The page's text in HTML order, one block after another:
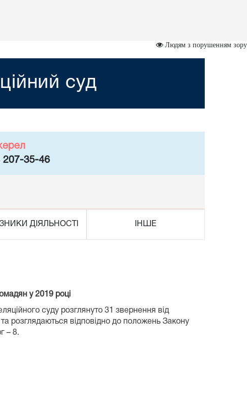
Людям з порушенням зору
суд
207-35-46
ДІЯЛЬНОСТІ ІНШЕ
у 2019 році
суду розглянуто 31 звернення від
розглядаються відповідно до положень Закону
– 8.